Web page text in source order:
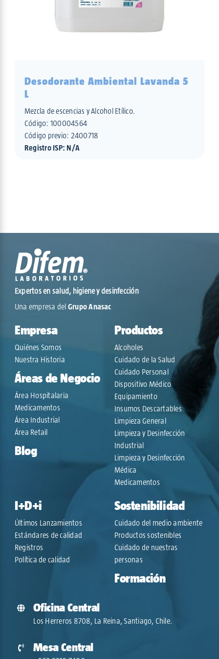
Desodorante Ambiental Lavanda 5
L
Mezcla de escencias y Alcohol Etílico.
Código: 100004564
Código previo: 2400718
Registro ISP: N/A
Expertos en salud, higiene y desinfección
Una empresa del Grupo Anasac
Empresa
Quiénes Somos
Nuestra Historia
Áreas de Negocio
Área Hospitalaria
Medicamentos
Área Industrial
Área Retail
Blog
Productos
Alcoholes
Cuidado de la Salud
Cuidado Personal
Dispositivo Médico
Equipamiento
Insumos Descartables
Limpieza General
Limpieza y Desinfección
Industrial
Limpieza y Desinfección
Médica
Medicamentos
I+D+i
Últimos Lanzamientos
Estándares de calidad
Registros
Política de calidad
Sostenibilidad
Cuidado del medio ambiente
Productos sostenibles
Cuidado de nuestras
personas
Formación
Oficina Central
Los Herreros 8708, La Reina, Santiago, Chile.
Mesa Central